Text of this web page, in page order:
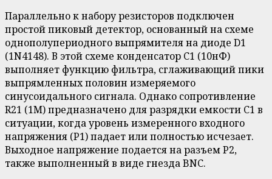
Параллельно к набору резисторов подключен
простой пиковый детектор, основанный на схеме
однополупериодного выпрямителя на диоде D1
(1N4148). В этой схеме конденсатор C1 (10нФ)
выполняет функцию фильтра, сглаживающий пики
выпрямленных половин измеряемого
синусоидального сигнала. Однако сопротивление
R21 (1М) предназначено для разрядки емкости C1 в
ситуации, когда уровень измеренного входного
напряжения (P1) падает или полностью исчезает.
Выходное напряжение подается на разъем P2,
также выполненный в виде гнезда BNC.